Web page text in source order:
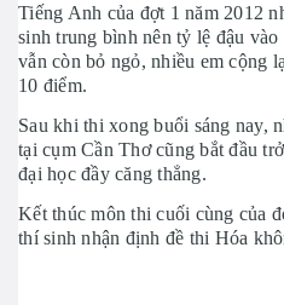
Tiếng Anh của đợt 1 năm 2012
sinh trung bình nên tỷ lệ đậu
vẫn còn bỏ ngỏ, nhiều em cộng
10 điểm.
Sau khi thi xong buổi sáng nay,
tại cụm Cần Thơ cũng bắt đầu
đại học đầy căng thẳng.
Kết thúc môn thi cuối cùng của
thí sinh nhận định đề thi Hóa